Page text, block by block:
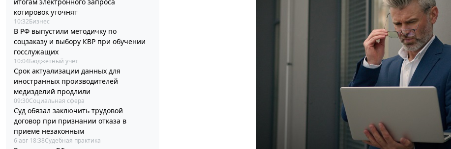
котировок уточнят
10:32Бизнес
В РФ выпустили методичку по
соцзаказу и выбору КВР при обучении
госслужащих
10:04Бюджетный учет
Срок актуализации данных для
иностранных производителей
медизделий продлили
09:30Социальная сфера
Суд обязал заключить трудовой
договор при признании отказа в
приеме незаконным
6 авг 18:38Судебная практика